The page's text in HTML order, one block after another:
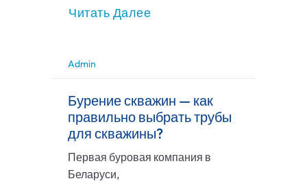
Читать Далее
Admin
Бурение скважин — как
правильно выбрать трубы
для скважины?
Первая буровая компания в
Беларуси,